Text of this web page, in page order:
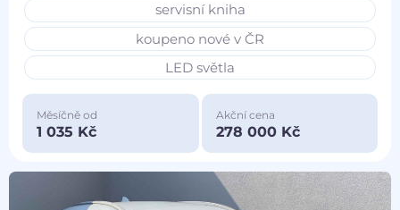
servisní kniha
koupeno nové v ČR
LED světla
Měsíčně od
1 035 Kč
Akční cena
278 000 Kč